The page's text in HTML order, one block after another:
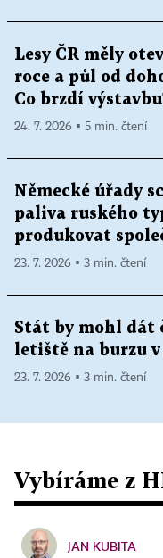
Lesy ČR měly
roce a půl od
Co brzdí
24. 7. 2026 ▪ 5 min. čtení
Německé úřady
paliva ruského
produkovat
23. 7. 2026 ▪ 3 min. čtení
Stát by mohl dát
letiště na burzu v
23. 7. 2026 ▪ 3 min. čtení
Vybíráme z
JAN KUBITA